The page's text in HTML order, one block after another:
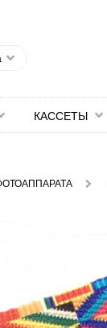
КАССЕТЫ